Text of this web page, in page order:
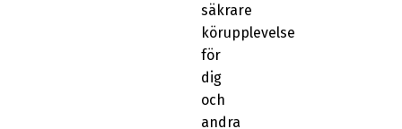
säkrare
körupplevelse
för
dig
och
andra